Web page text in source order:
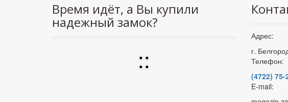
Время идёт, а Вы купили
надежный замок?
::
Адрес:
г.
Телефон:
(4722) 75-
E-mail: